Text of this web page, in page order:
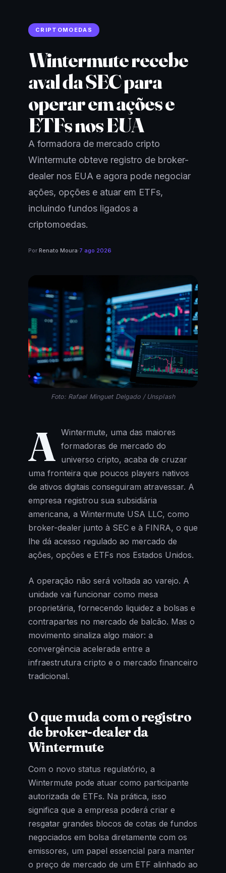
CRIPTOMOEDAS
Wintermute recebe
aval da SEC para
operar em ações e
ETFs nos EUA
A formadora de mercado cripto
Wintermute obteve registro de broker-
dealer nos EUA e agora pode negociar
ações, opções e atuar em ETFs,
incluindo fundos ligados a
criptomoedas.
Por Renato Moura·7 ago 2026
Foto: Rafael Minguet Delgado / Unsplash
A Wintermute, uma das maiores
formadoras de mercado do
universo cripto, acaba de cruzar
uma fronteira que poucos players nativos
de ativos digitais conseguiram atravessar. A
empresa registrou sua subsidiária
americana, a Wintermute USA LLC, como
broker-dealer junto à SEC e à FINRA, o que
lhe dá acesso regulado ao mercado de
ações, opções e ETFs nos Estados Unidos.
A operação não será voltada ao varejo. A
unidade vai funcionar como mesa
proprietária, fornecendo liquidez a bolsas e
contrapartes no mercado de balcão. Mas o
movimento sinaliza algo maior: a
convergência acelerada entre a
infraestrutura cripto e o mercado financeiro
tradicional.
O que muda com o registro
de broker-dealer da
Wintermute
Com o novo status regulatório, a
Wintermute pode atuar como participante
autorizada de ETFs. Na prática, isso
significa que a empresa poderá criar e
resgatar grandes blocos de cotas de fundos
negociados em bolsa diretamente com os
emissores, um papel essencial para manter
o preço de mercado de um ETF alinhado ao